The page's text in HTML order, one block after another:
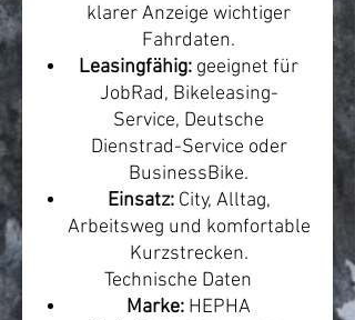
klarer Anzeige wichtiger
Fahrdaten.
Leasingfähig: geeignet für
JobRad, Bikeleasing-
Service, Deutsche
Dienstrad-Service oder
BusinessBike.
Einsatz:City, Alltag,
Arbeitsweg und komfortable
Kurzstrecken.
Technische Daten
Marke: HEPHA